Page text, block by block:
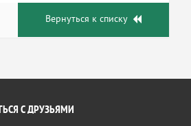
Вернуться к списку
С ДРУЗЬЯМИ